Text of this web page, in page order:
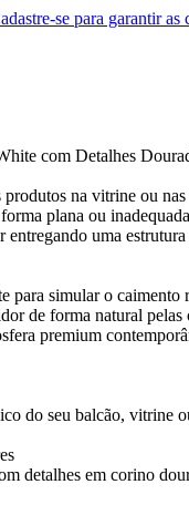
se para garantir as
com Detalhes
produtos na vitrine ou
plana ou
entregando uma
para simular o
de forma natural
premium
do seu balcão,
detalhes em corino